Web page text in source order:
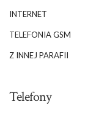
INTERNET
TELEFONIA GSM
Z INNEJ PARAFII
Telefony